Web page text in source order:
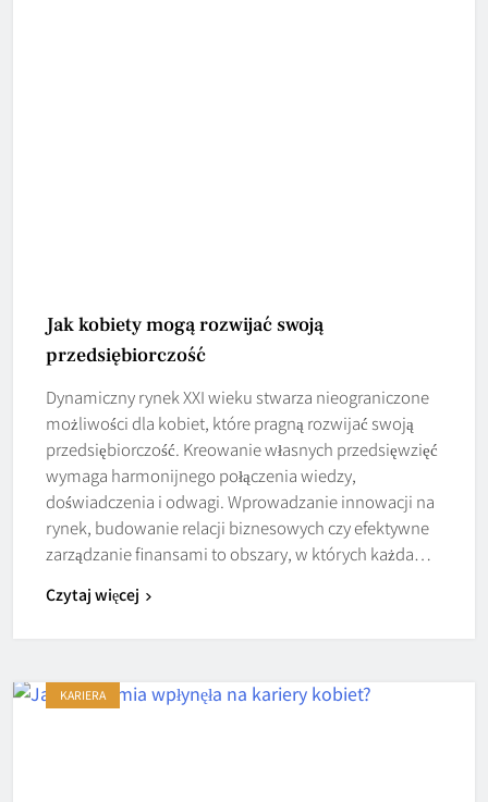
Jak kobiety mogą rozwijać swoją
przedsiębiorczość
Dynamiczny rynek XXI wieku stwarza nieograniczone
możliwości dla kobiet, które pragną rozwijać swoją
przedsiębiorczość. Kreowanie własnych przedsięwzięć
wymaga harmonijnego połączenia wiedzy,
doświadczenia i odwagi. Wprowadzanie innowacji na
rynek, budowanie relacji biznesowych czy efektywne
zarządzanie finansami to obszary, w których każda…
Czytaj więcej
KARIERA